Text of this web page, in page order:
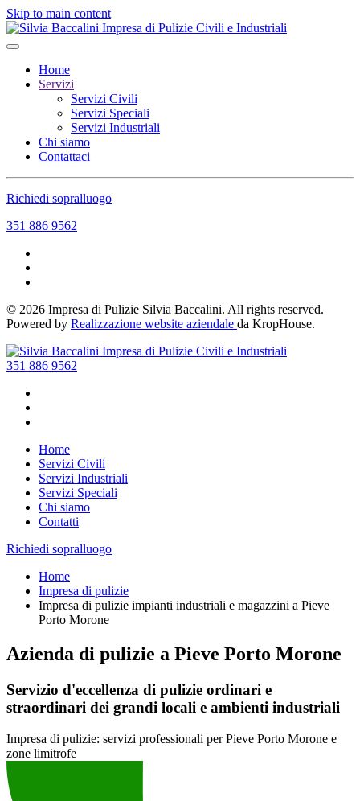
Skip to main content
Home
Servizi
Servizi Civili
Servizi Speciali
Servizi Industriali
Chi siamo
Contattaci
Richiedi sopralluogo
351 886 9562
© 2026 Impresa di Pulizie Silvia Baccalini. All rights reserved.
Powered by Realizzazione website aziendale da KropHouse.
351 886 9562
Home
Servizi Civili
Servizi Industriali
Servizi Speciali
Chi siamo
Contatti
Richiedi sopralluogo
Home
Impresa di pulizie
Impresa di pulizie impianti industriali e magazzini a Pieve
Porto Morone
Azienda di pulizie a Pieve Porto Morone
Servizio d'eccellenza di pulizie ordinari e
straordinari dei grandi locali e ambienti industriali
Impresa di pulizie: servizi professionali per Pieve Porto Morone e
zone limitrofe